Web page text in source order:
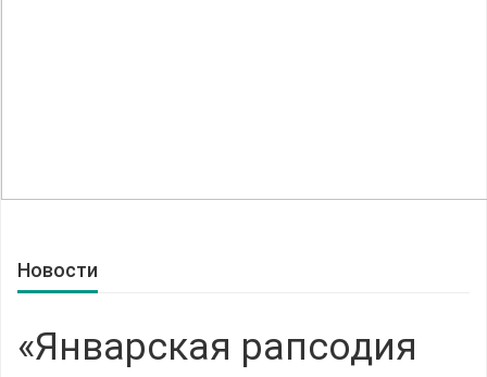
Новости
«Январская рапсодия